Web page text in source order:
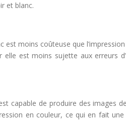
et blanc.
moins coûteuse que
est moins sujette aux erreurs
capable de produire des images
en couleur, ce qui en fait